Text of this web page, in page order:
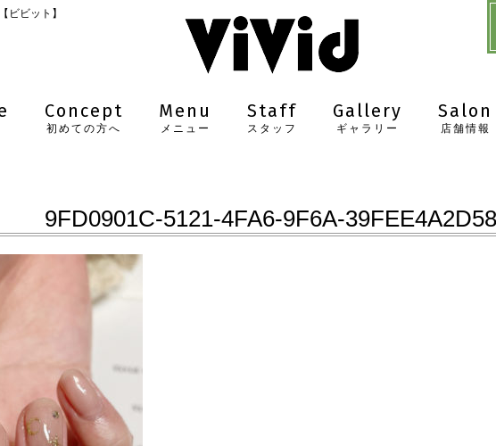
ビビット】
Concept
初めての方へ
Menu
メニュー
Staff
スタッフ
Gallery
ギャラリー
Salon
店舗情報
9FD0901C-5121-4FA6-9F6A-